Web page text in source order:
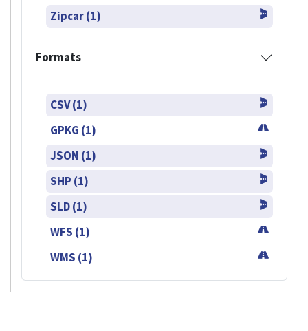
Zipcar (1)
Formats
CSV (1)
GPKG (1)
JSON (1)
SHP (1)
SLD (1)
WFS (1)
WMS (1)